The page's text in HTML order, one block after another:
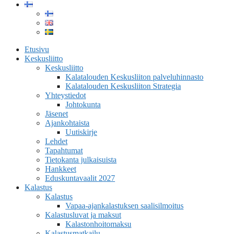
Etusivu
Keskusliitto
Keskusliitto
Kalatalouden Keskusliiton palveluhinnasto
Kalatalouden Keskusliiton Strategia
Yhteystiedot
Johtokunta
Jäsenet
Ajankohtaista
Uutiskirje
Lehdet
Tapahtumat
Tietokanta julkaisuista
Hankkeet
Eduskuntavaalit 2027
Kalastus
Kalastus
Vapaa-ajankalastuksen saalisilmoitus
Kalastusluvat ja maksut
Kalastonhoitomaksu